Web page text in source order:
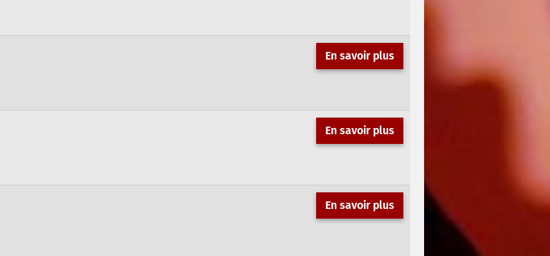
En savoir plus
En savoir plus
En savoir plus